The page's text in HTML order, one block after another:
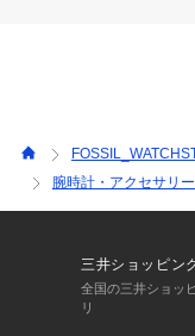
腕時計・アクセサリー
三井ショッピン
全国の三井ショッ
リ